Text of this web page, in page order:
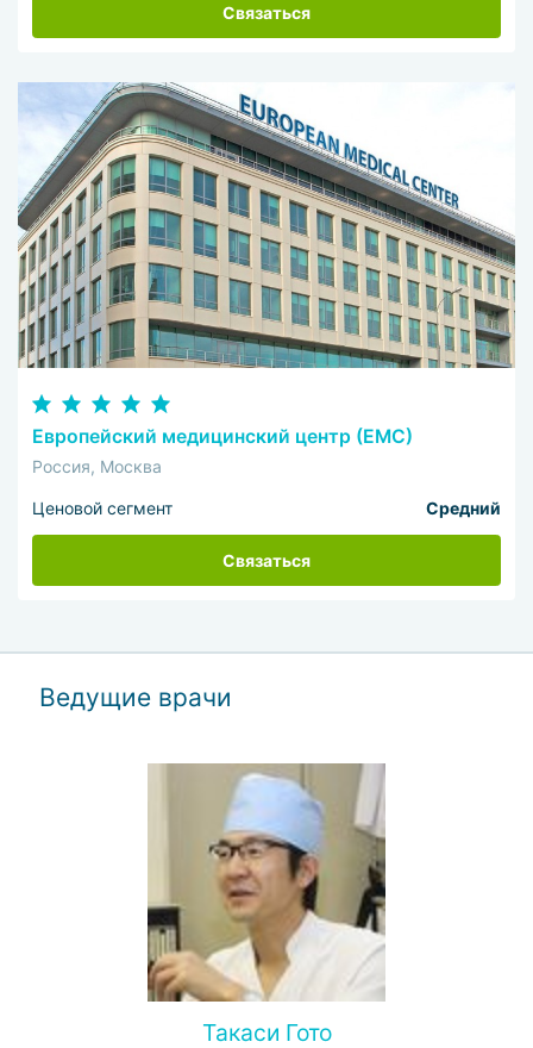
Связаться
Европейский медицинский центр (ЕМС)
Россия, Москва
Ценовой сегмент Средний
Связаться
Ведущие врачи
Такаси Гото